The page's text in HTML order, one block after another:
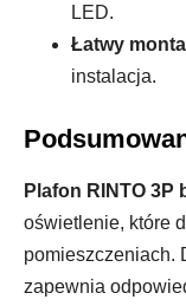
LED.
Łatwy
instalacja.
Plafon RINTO 3P
oświetlenie, które
pomieszczeniach.
zapewnia